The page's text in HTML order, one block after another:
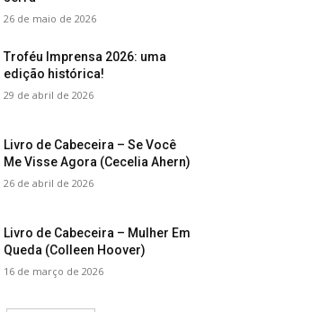
26 de maio de 2026
Troféu Imprensa 2026: uma
edição histórica!
29 de abril de 2026
Livro de Cabeceira – Se Você
Me Visse Agora (Cecelia Ahern)
26 de abril de 2026
Livro de Cabeceira – Mulher Em
Queda (Colleen Hoover)
16 de março de 2026